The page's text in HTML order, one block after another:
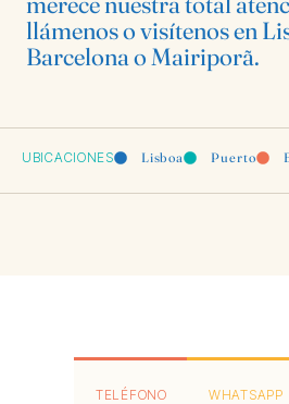
llámenos o visítenos en
Barcelona o Mairiporã.
UBICACIONES Lisboa Puerto
TELÉFONO WHATSAPP